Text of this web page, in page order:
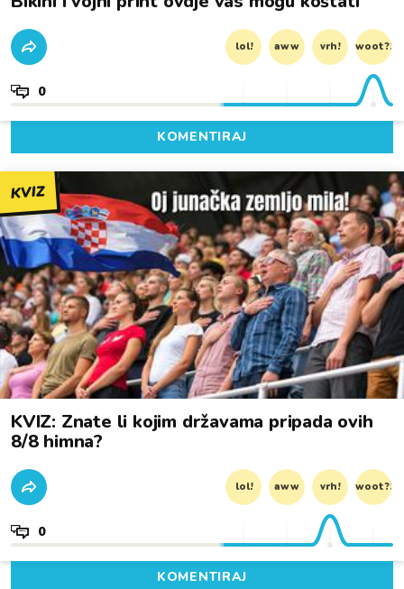
lol! aww vrh! woot?!
0
KOMENTIRAJ
KVIZ
KVIZ: Znate li kojim državama pripada ovih
8/8 himna?
lol! aww vrh! woot?!
0
KOMENTIRAJ